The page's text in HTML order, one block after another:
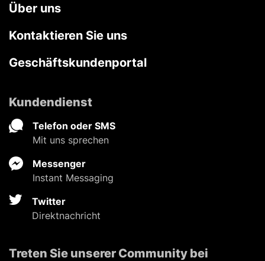
Über uns
Kontaktieren Sie uns
Geschäftskundenportal
Kundendienst
Telefon oder SMS
Mit uns sprechen
Messenger
Instant Messaging
Twitter
Direktnachricht
Treten Sie unserer Community bei